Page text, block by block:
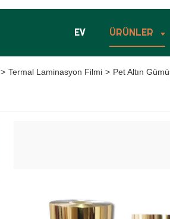
EV ÜRÜNLER
> Termal Laminasyon Filmi > Pet Altın